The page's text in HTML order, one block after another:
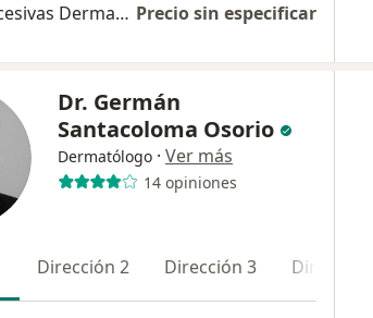
Visitas sucesivas Dermatología Precio sin especificar
Dr. Germán
Santacoloma Osorio
Dermatólogo · Ver más
14 opiniones
Dirección 2 Dirección 3 Dirección 4